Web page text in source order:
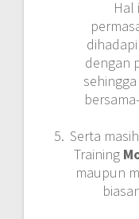
Hal
dengan
Serta
Training
maupun